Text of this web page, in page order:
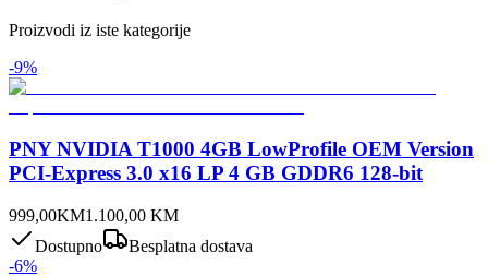
Proizvodi iz iste kategorije
-9%
PNY NVIDIA T1000 4GB LowProfile OEM Version
PCI-Express 3.0 x16 LP 4 GB GDDR6 128-bit
999,00KM1.100,00 KM
Dostupno
Besplatna dostava
-6%